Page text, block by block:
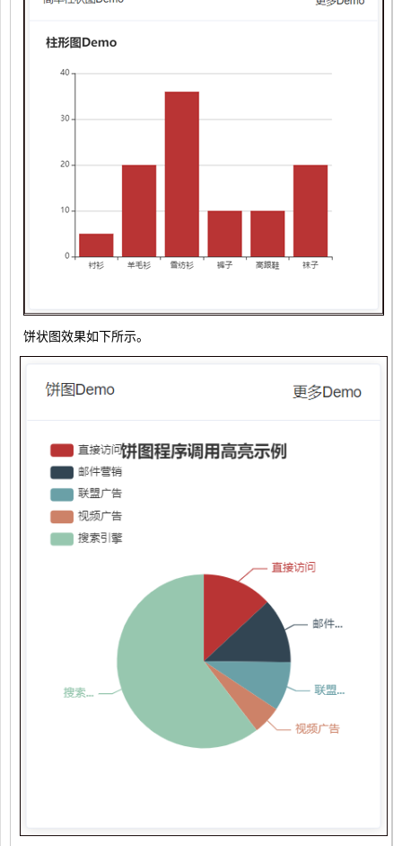
饼状图效果如下所示。